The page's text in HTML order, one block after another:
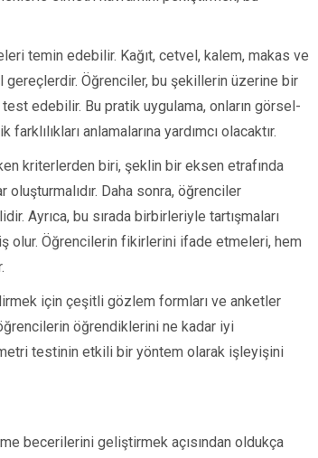
temin edebilir. Kağıt, cetvel, kalem, makas ve
gereçlerdir. Öğrenciler, bu şekillerin üzerine bir
edebilir. Bu pratik uygulama, onların görsel-
anlamalarına yardımcı olacaktır.
kriterlerden biri, şeklin bir eksen etrafında
Daha sonra, öğrenciler
Ayrıca, bu sırada birbirleriyle tartışmaları
Öğrencilerin fikirlerini ifade etmeleri, hem
için çeşitli gözlem formları ve anketler
öğrendiklerini ne kadar iyi
testinin etkili bir yöntem olarak işleyişini
becerilerini geliştirmek açısından oldukça